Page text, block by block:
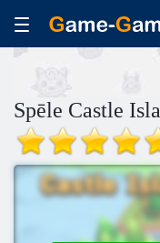
Spēle Castle